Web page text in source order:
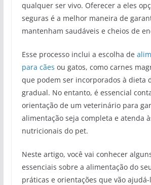
qualquer ser vivo. Oferecer a eles
seguras é a melhor maneira de
mantenham saudáveis e cheios de
Esse processo inclui a escolha de
para cães ou gatos, como carnes
que podem ser incorporados à dieta
gradual. No entanto, é essencial
orientação de um veterinário para
alimentação seja completa e atenda
nutricionais do pet.
Neste artigo, você vai conhecer
essenciais sobre a alimentação do
práticas e orientações que vão